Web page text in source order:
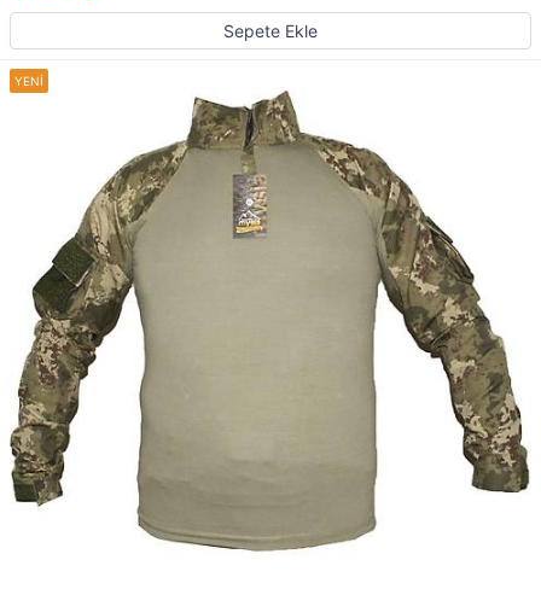
Sepete Ekle